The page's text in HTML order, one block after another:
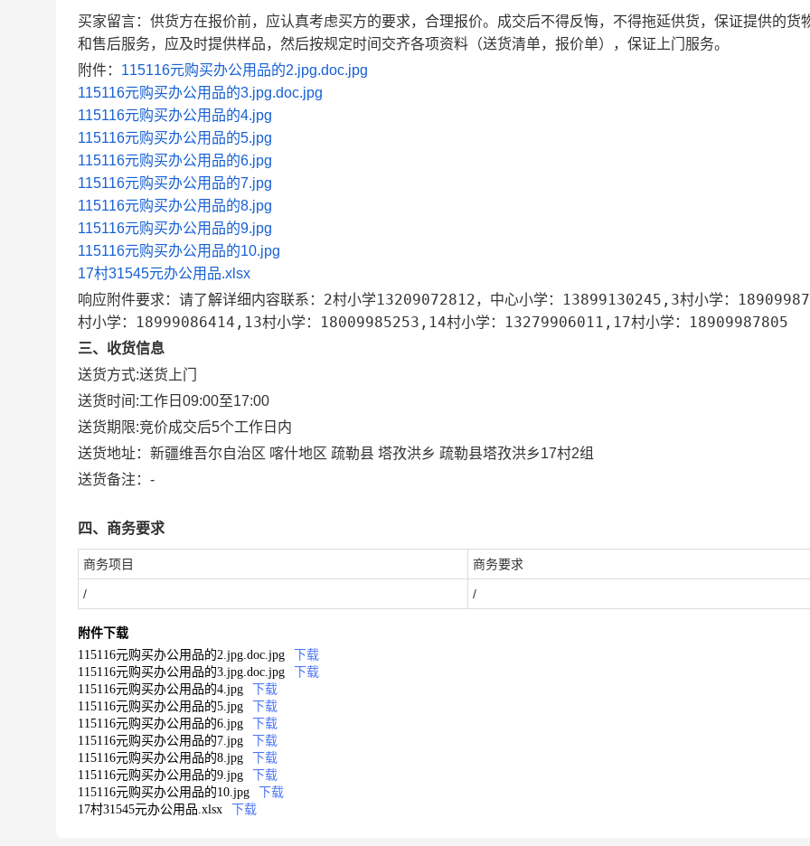
买家留言：供货方在报价前，应认真考虑买方的要求，合理报价。成交后不得反悔，不得拖延供货，保证提供的货
和售后服务，应及时提供样品，然后按规定时间交齐各项资料（送货清单，报价单），保证上门服务。
附件： 115116元购买办公用品的2.jpg.doc.jpg
115116元购买办公用品的3.jpg.doc.jpg
115116元购买办公用品的4.jpg
115116元购买办公用品的5.jpg
115116元购买办公用品的6.jpg
115116元购买办公用品的7.jpg
115116元购买办公用品的8.jpg
115116元购买办公用品的9.jpg
115116元购买办公用品的10.jpg
17村31545元办公用品.xlsx
响应附件要求：请了解详细内容联系：2村小学13209072812，中心小学：13899130245,3村小学：
村小学：18999086414,13村小学：18009985253,14村小学：13279906011,17村小学：18909987805
三、收货信息
送货方式:送货上门
送货时间:工作日09:00至17:00
送货期限:竞价成交后5个工作日内
送货地址： 新疆维吾尔自治区 喀什地区 疏勒县 塔孜洪乡 疏勒县塔孜洪乡17村2组
送货备注： -
四、商务要求
商务项目 商务要求
/ /
附件下载
115116元购买办公用品的2.jpg.doc.jpg
下载
115116元购买办公用品的3.jpg.doc.jpg
下载
115116元购买办公用品的4.jpg
下载
115116元购买办公用品的5.jpg
下载
115116元购买办公用品的6.jpg
下载
115116元购买办公用品的7.jpg
下载
115116元购买办公用品的8.jpg
下载
115116元购买办公用品的9.jpg
下载
115116元购买办公用品的10.jpg
下载
17村31545元办公用品.xlsx
下载